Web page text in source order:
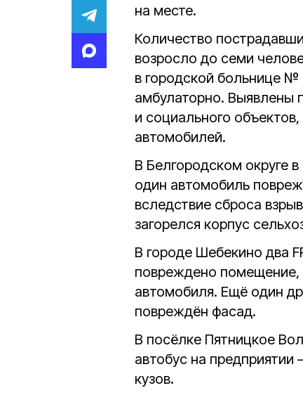
на месте.
Количество
возросло до семи
в городской больнице №
амбулаторно. Выявлены
и социального
автомобилей.
В Белгородском округе
один автомобиль
вследствие сброса
загорелся корпус
В городе Шебекино два
повреждено помещение,
автомобиля. Ещё один
повреждён фасад.
В посёлке Пятницкое
автобус на предприятии
кузов.